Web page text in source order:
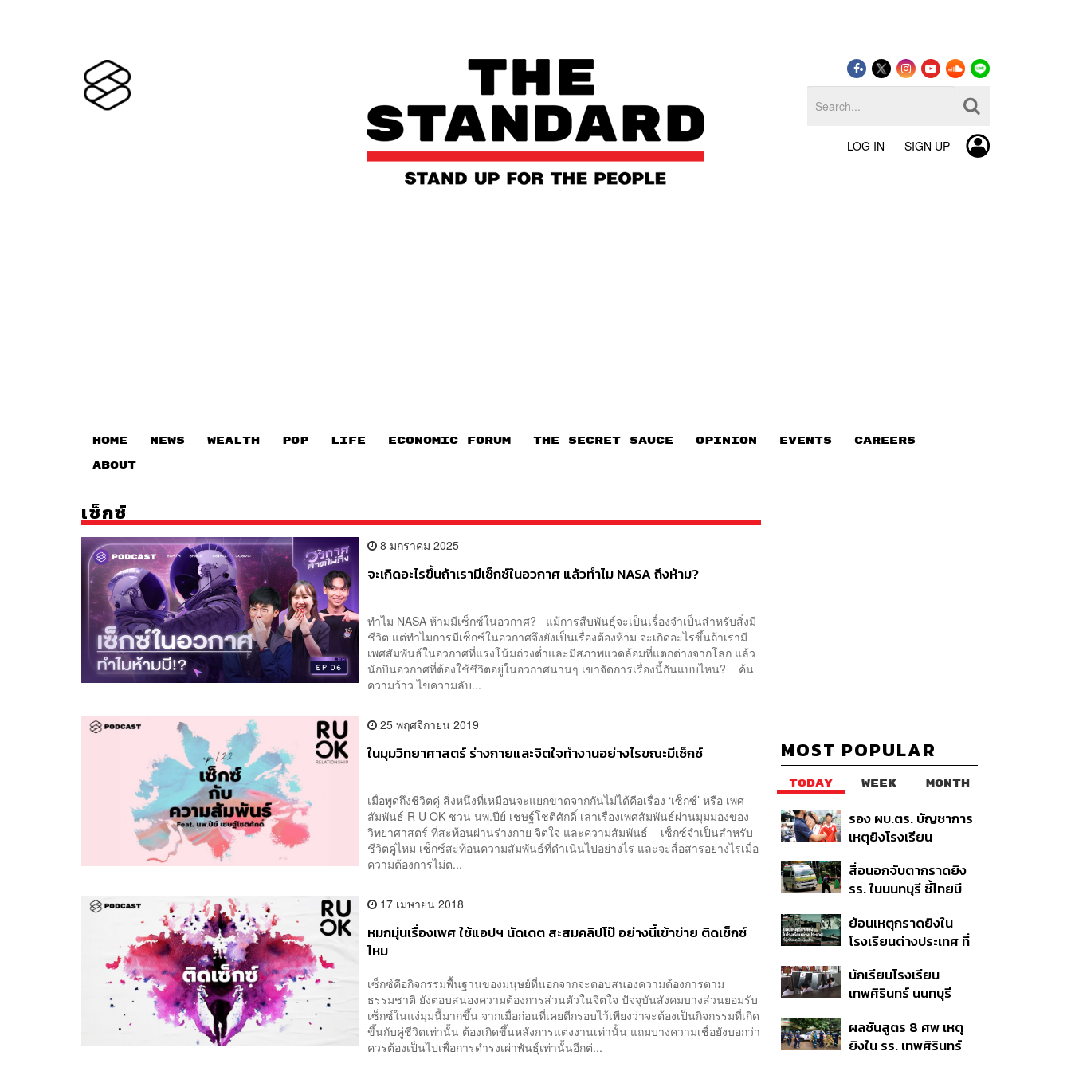
LOG IN SIGN UP
HOME NEWS WEALTH POP LIFE ECONOMIC FORUM THE SECRET SAUCE​ OPINION EVENTS CAREERS
ABOUT
เซ็กซ์
8 มกราคม 2025
จะเกิดอะไรขึ้นถ้าเรามีเซ็กซ์ในอวกาศ แล้วทำไม NASA ถึงห้าม?
ทำไม NASA ห้ามมีเซ็กซ์ในอวกาศ? แม้การสืบพันธุ์จะเป็นเรื่องจำเป็นสำหรับสิ่งมี
ชีวิต แต่ทำไมการมีเซ็กซ์ในอวกาศจึงยังเป็นเรื่องต้องห้าม จะเกิดอะไรขึ้นถ้าเรามี
เพศสัมพันธ์ในอวกาศที่แรงโน้มถ่วงต่ำและมีสภาพแวดล้อมที่แตกต่างจากโลก แล้ว
นักบินอวกาศที่ต้องใช้ชีวิตอยู่ในอวกาศนานๆ เขาจัดการเรื่องนี้กันแบบไหน? ค้น
ความว้าว ไขความลับ...
25 พฤศจิกายน 2019
ในมุมวิทยาศาสตร์ ร่างกายและจิตใจทำงานอย่างไรขณะมีเซ็กซ์
เมื่อพูดถึงชีวิตคู่ สิ่งหนึ่งที่เหมือนจะแยกขาดจากกันไม่ได้คือเรื่อง ‘เซ็กซ์’ หรือ เพศ
สัมพันธ์ R U OK ชวน นพ.ปีย์​ เชษฐ์โชติศักดิ์ เล่าเรื่องเพศสัมพันธ์ผ่านมุมมองของ
วิทยาศาสตร์ ที่สะท้อนผ่านร่างกาย จิตใจ และความสัมพันธ์ เซ็กซ์จำเป็นสำหรับ
ชีวิตคู่ไหม เซ็กซ์สะท้อนความสัมพันธ์ที่ดำเนินไปอย่างไร และจะสื่อสารอย่างไรเมื่อ
ความต้องการไม่ต...
17 เมษายน 2018
หมกมุ่นเรื่องเพศ ใช้แอปฯ นัดเดต สะสมคลิปโป๊ อย่างนี้เข้าข่าย ติดเซ็กซ์
ไหม
เซ็กซ์คือกิจกรรมพื้นฐานของมนุษย์ที่นอกจากจะตอบสนองความต้องการตาม
ธรรมชาติ ยังตอบสนองความต้องการส่วนตัวในจิตใจ ปัจจุบันสังคมบางส่วนยอมรับ
เซ็กซ์ในแง่มุมนี้มากขึ้น จากเมื่อก่อนที่เคยตีกรอบไว้เพียงว่าจะต้องเป็นกิจกรรมที่เกิด
ขึ้นกับคู่ชีวิตเท่านั้น ต้องเกิดขึ้นหลังการแต่งงานเท่านั้น แถมบางความเชื่อยังบอกว่า
ควรต้องเป็นไปเพื่อการดำรงเผ่าพันธุ์เท่านั้นอีกต่...
MOST POPULAR
TODAY WEEK MONTH
รอง ผบ.ตร. บัญชาการ
เหตุยิงโรงเรียน
ค้นหา 2 รอบยืนยันไร้คน
ติดค้าง พบศพปู่-ย่าที่
สื่อนอกจับตากราดยิง
รร. ในนนทบุรี ชี้ไทยมี
ในระดับต้นของภูมิภาค
ย้อนเหตุกราดยิงใน
โรงเรียนต่างประเทศ ที่
นักเรียนโรงเรียน
เทพศิรินทร์ นนทบุรี
ปลอดภัยชั่วคราว หลัง
เหตุใช้อาวุธปืนภายใน
ผลชันสูตร 8 ศพ เหตุ
ยิงใน รร. เทพศิรินทร์